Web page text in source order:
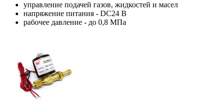
управление подачей газов, жидкостей и масел
напряжение питания - DC24 В
рабочее давление - до 0,8 МПа